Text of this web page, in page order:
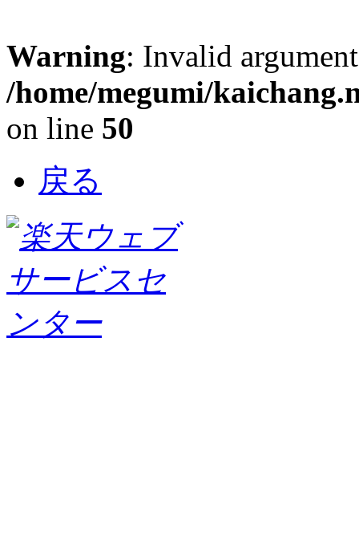
Warning: Invalid
/home/megumi/
on line 50
戻る